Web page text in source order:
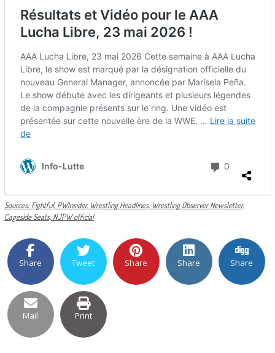
Sources: Fightful, PWInsider, Wrestling Headlines, Wrestling Observer Newsletter,
Cageside Seats, NJPW official
Share Tweet Share Share Share
Mail Print